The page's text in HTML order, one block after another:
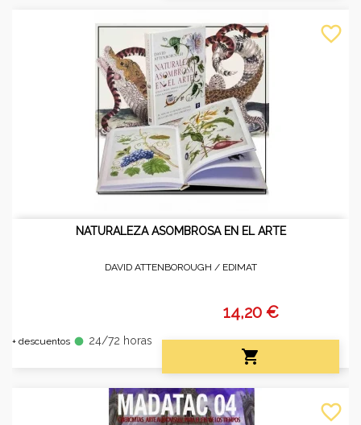
NATURALEZA ASOMBROSA EN EL ARTE
DAVID ATTENBOROUGH / EDIMAT
+ descuentos fiber_manual_record 24/72 horas
14,20 €

favorite_border
favorite_border